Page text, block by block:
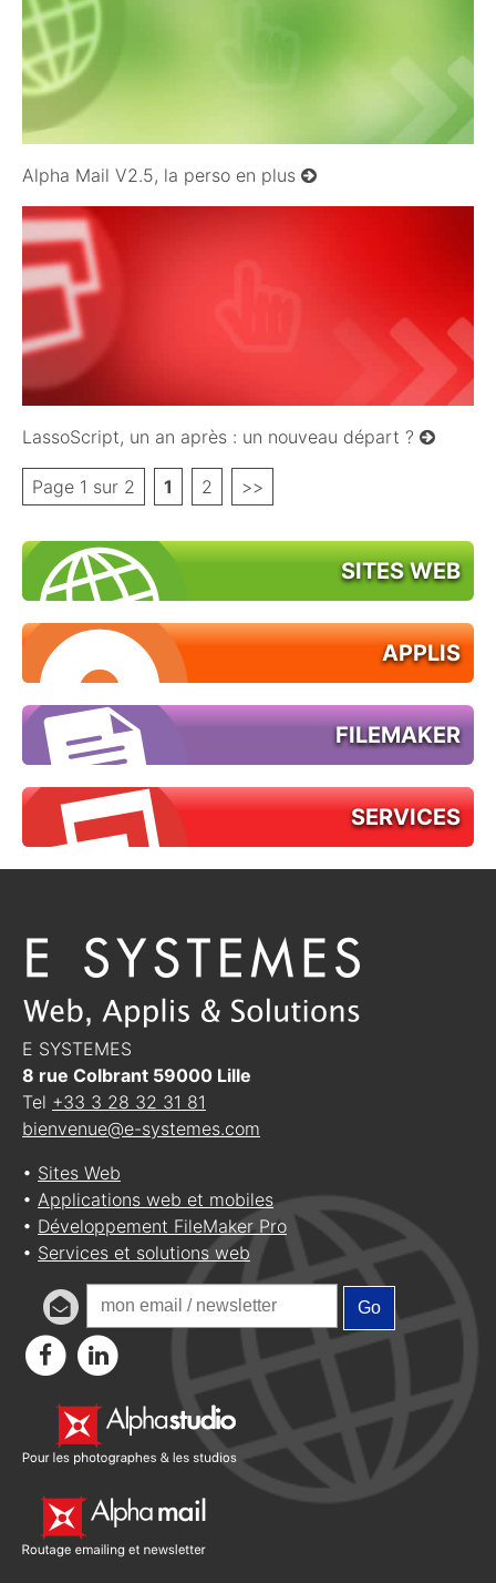
Alpha Mail V2.5, la perso en plus
04/12/2011
LassoScript, un an après : un nouveau départ ?
Page 1 sur 2 1 2 >>
SITES WEB
APPLIS
FILEMAKER
SERVICES
E SYSTEMES
8 rue Colbrant 59000 Lille
Tel +33 3 28 32 31 81
bienvenue@e-systemes.com
• Sites Web
• Applications web et mobiles
• Développement FileMaker Pro
• Services et solutions web
Go